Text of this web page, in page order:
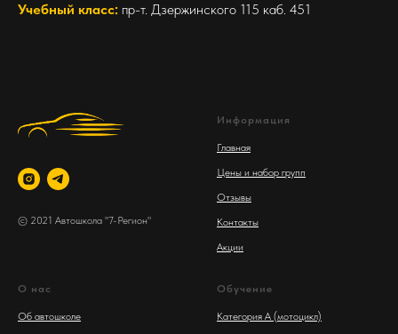
Учебный класс: пр-т. Дзержинского 115 каб. 451
© 2021 Автошкола "7-Регион"
Информация
Главная
Цены и набор групп
Отзывы
Контакты
Акции
О нас
Об автошколе
Обучение
Категория А (мотоцикл)